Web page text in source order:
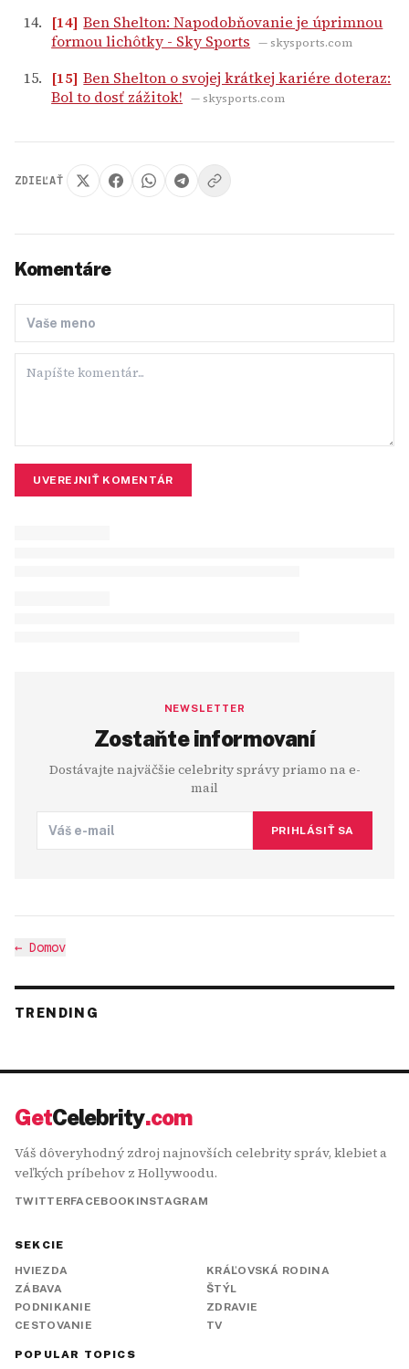
[14] Ben Shelton: Napodobňovanie je úprimnou
formou lichôtky - Sky Sports — skysports.com
[15] Ben Shelton o svojej krátkej kariére doteraz:
Bol to dosť zážitok! — skysports.com
ZDIEĽAŤ
Komentáre
UVEREJNIŤ KOMENTÁR
NEWSLETTER
Zostaňte informovaní
Dostávajte najväčšie celebrity správy priamo na e-
mail
PRIHLÁSIŤ SA
← Domov
TRENDING
GetCelebrity.com
Váš dôveryhodný zdroj najnovších celebrity správ, klebiet a
veľkých príbehov z Hollywoodu.
TWITTERFACEBOOK INSTAGRAM
SEKCIE
HVIEZDA
KRÁĽOVSKÁ RODINA
ZÁBAVA
ŠTÝL
PODNIKANIE
ZDRAVIE
CESTOVANIE
TV
POPULAR TOPICS